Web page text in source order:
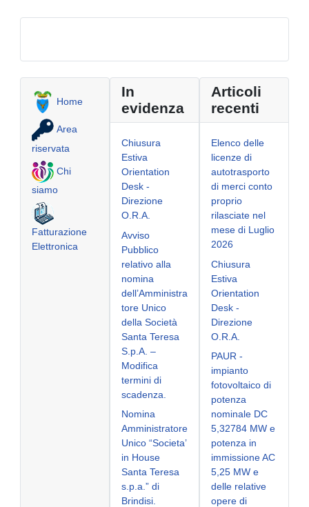
Home
Area
riservata
Chi
siamo
Fatturazione
Elettronica
In
evidenza
Chiusura
Estiva
Orientation
Desk -
Direzione
O.R.A.
Avviso
Pubblico
relativo alla
nomina
dell’Amministra
tore Unico
della Società
Santa Teresa
S.p.A. –
Modifica
termini di
scadenza.
Nomina
Amministratore
Unico “Societa’
in House
Santa Teresa
s.p.a.” di
Brindisi.
Articoli
recenti
Elenco delle
licenze di
autotrasporto
di merci conto
proprio
rilasciate nel
mese di Luglio
2026
Chiusura
Estiva
Orientation
Desk -
Direzione
O.R.A.
PAUR -
impianto
fotovoltaico di
potenza
nominale DC
5,32784 MW e
potenza in
immissione AC
5,25 MW e
delle relative
opere di